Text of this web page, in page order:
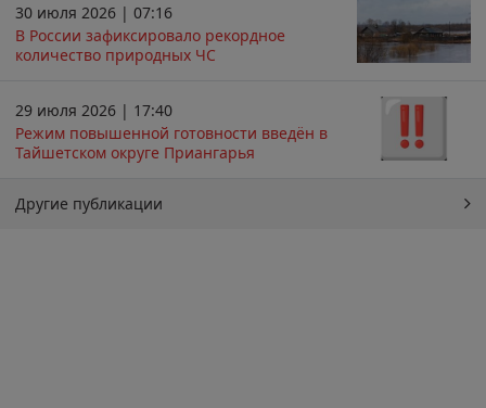
30 июля 2026 | 07:16
В России зафиксировало рекордное
количество природных ЧС
29 июля 2026 | 17:40
Режим повышенной готовности введён в
Тайшетском округе Приангарья
Другие публикации